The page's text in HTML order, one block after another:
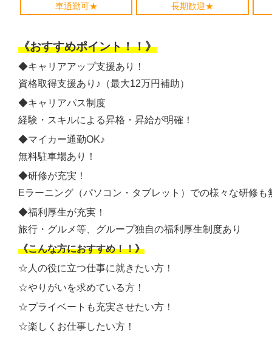
車通勤可★ 長期歓迎★
《おすすめポイント！！》
◆キャリアアップ支援あり！
資格取得支援あり♪（最大12万円補助）
◆キャリアパス制度
経験・スキルによる昇格・昇給が明確！
◆マイカー通勤OK♪
無料駐車場あり！
◆研修が充実！
Eラーニング（パソコン・タブレット）での様々な研修も
◆福利厚生が充実！
旅行・グルメ等、グループ独自の福利厚生制度あり
《こんな方におすすめ！！》
☆人の役に立つ仕事に就きたい方！
☆やりがいを求めている方！
☆プライベートも充実させたい方！
☆楽しくお仕事したい方！